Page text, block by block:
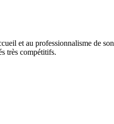
et au professionnalisme de
très compétitifs.